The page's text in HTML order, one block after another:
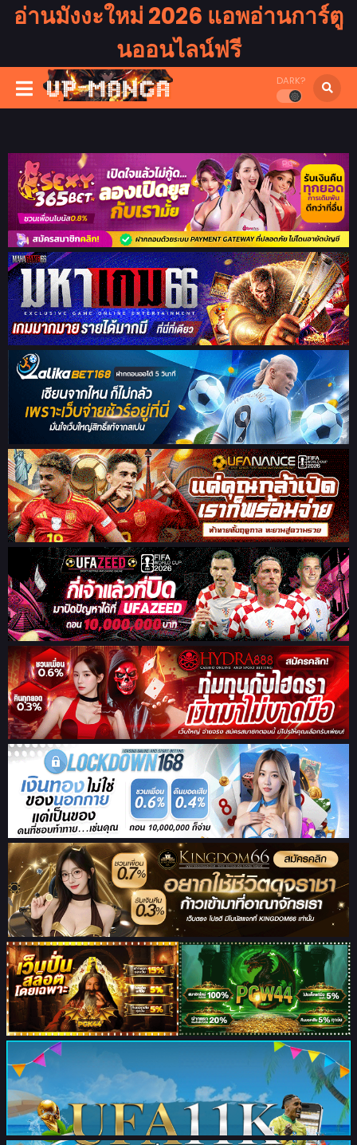
อ่านมังงะใหม่ 2026 แอพอ่านการ์ตู
นออนไลน์ฟรี
DARK?